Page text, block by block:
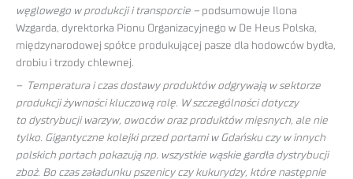
węglowego w produkcji i transporcie – podsumowuje Ilona
Wzgarda, dyrektorka Pionu Organizacyjnego w De Heus Polska,
międzynarodowej spółce produkującej pasze dla hodowców bydła,
drobiu i trzody chlewnej.
– Temperatura i czas dostawy produktów odgrywają w sektorze
produkcji żywności kluczową rolę. W szczególności dotyczy
to dystrybucji warzyw, owoców oraz produktów mięsnych, ale nie
tylko. Gigantyczne kolejki przed portami w Gdańsku czy w innych
polskich portach pokazują np. wszystkie wąskie gardła dystrybucji
zboż. Bo czas załadunku pszenicy czy kukurydzy, które następnie